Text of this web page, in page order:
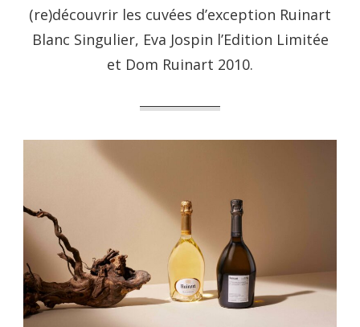
(re)découvrir les cuvées d’exception Ruinart
Blanc Singulier, Eva Jospin l’Edition Limitée
et Dom Ruinart 2010.